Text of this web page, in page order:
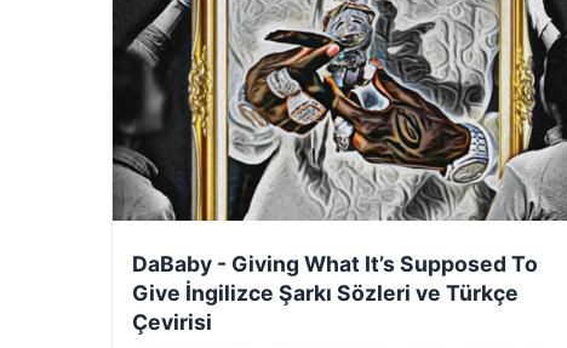
DaBaby - Giving What It’s Supposed To
Give İngilizce Şarkı Sözleri ve Türkçe
Çevirisi